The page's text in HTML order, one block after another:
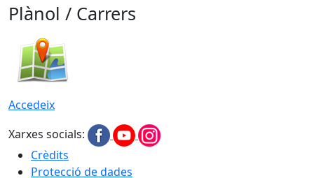
Plànol / Carrers
Accedeix
Xarxes socials:
Crèdits
Protecció de dades